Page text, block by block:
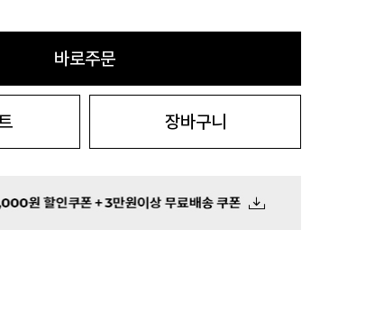
바로주문
장바구니